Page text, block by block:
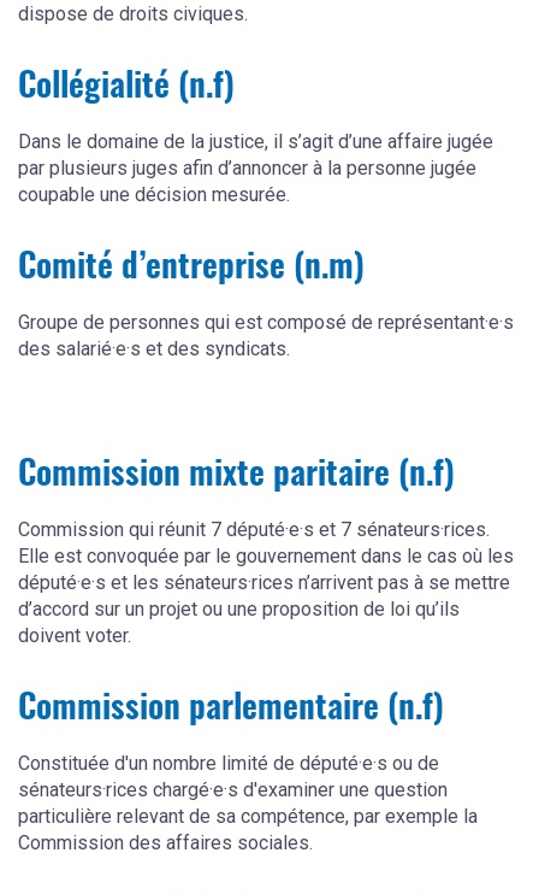
dispose de droits civiques.
Collégialité (n.f)
Dans le domaine de la justice, il s’agit d’une affaire jugée
par plusieurs juges afin d’annoncer à la personne jugée
coupable une décision mesurée.
Comité d’entreprise (n.m)
Groupe de personnes qui est composé de représentant·e·s
des salarié·e·s et des syndicats.
Commission mixte paritaire (n.f)
Commission qui réunit 7 député·e·s et 7 sénateurs·rices.
Elle est convoquée par le gouvernement dans le cas où les
député·e·s et les sénateurs·rices n’arrivent pas à se mettre
d’accord sur un projet ou une proposition de loi qu’ils
doivent voter.
Commission parlementaire (n.f)
Constituée d'un nombre limité de député·e·s ou de
sénateurs·rices chargé·e·s d'examiner une question
particulière relevant de sa compétence, par exemple la
Commission des affaires sociales.